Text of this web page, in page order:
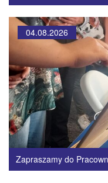
04.08.2026
Zapraszamy do